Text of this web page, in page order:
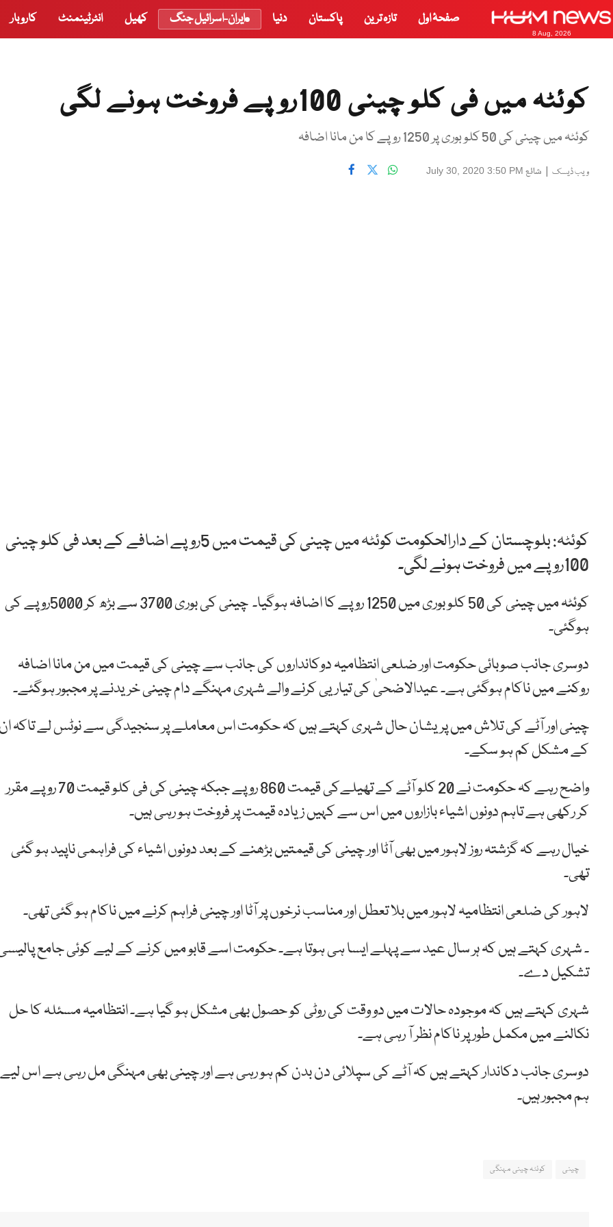
8 Aug, 2026
صفحۂ اول تازہ ترین پاکستان دنیا ایران-اسرائیل جنگ کھیل انٹرٹینمنٹ کاروبار
کوئٹہ میں فی کلو چینی 100روپے فروخت ہونے لگی
کوئٹہ میں چینی کی 50 کلو بوری پر 1250 روپے کا من مانا اضافہ
ویب ڈیسک | شائع July 30, 2020 3:50 PM
کوئٹہ: بلوچستان کے دارالحکومت کوئٹہ میں چینی کی قیمت میں 5روپے اضافے کے بعد فی کلو چینی
100روپے میں فروخت ہونے لگی۔
کوئٹہ میں چینی کی 50 کلو بوری میں 1250 روپے کا اضافہ ہوگیا۔ چینی کی بوری 3700 سے بڑھ کر 5000روپے کی
ہوگئی۔
دوسری جانب صوبائی حکومت اور ضلعی انتظامیہ دوکانداروں کی جانب سے چینی کی قیمت میں من مانا اضافہ
روکنے میں ناکام ہوگئی ہے۔ عیدالاضحیٰ کی تیاریی کرنے والے شہری مہنگے دام چینی خریدنے پر مجبور ہوگئے۔
چینی اور آٹے کی تلاش میں پریشان حال شہری کہتے ہیں کہ حکومت اس معاملے پر سنجیدگی سے نوٹس لے تاکہ
کے مشکل کم ہو سکے۔
واضح رہے کہ حکومت نے 20 کلو آٹے کے تھیلےکی قیمت 860 روپے جبکہ چینی کی فی کلو قیمت 70 روپے مقرر
کر رکھی ہے تاہم دونوں اشیاء بازاروں میں اس سے کہیں زیادہ قیمت پر فروخت ہو رہی ہیں۔
خیال رہے کہ گزشتہ روز لاہور میں بھی آٹا اور چینی کی قیمتیں بڑھنے کے بعد دونوں اشیاء کی فراہمی ناپید ہو گئی
تھی۔
لاہور کی ضلعی انتظامیہ لاہور میں بلا تعطل اور مناسب نرخوں پر آٹا اور چینی فراہم کرنے میں ناکام ہو گئی تھی۔
۔ شہری کہتے ہیں کہ ہر سال عید سے پہلے ایسا ہی ہوتا ہے۔ حکومت اسے قابو میں کرنے کے لیے کوئی جامع
تشکیل دے۔
شہری کہتے ہیں کہ موجودہ حالات میں دو وقت کی روٹی کو حصول بھی مشکل ہو گیا ہے۔ انتظامیہ مسئلہ کا حل
نکالنے میں مکمل طور پر ناکام نظر آ رہی ہے۔
دوسری جانب دکاندار کہتے ہیں کہ آٹے کی سپلائی دن بدن کم ہو رہی ہے اور چینی بھی مہنگی مل رہی ہے اس لیے
ہم مجبور ہیں۔
چینی کوئٹہ چینی مہنگی